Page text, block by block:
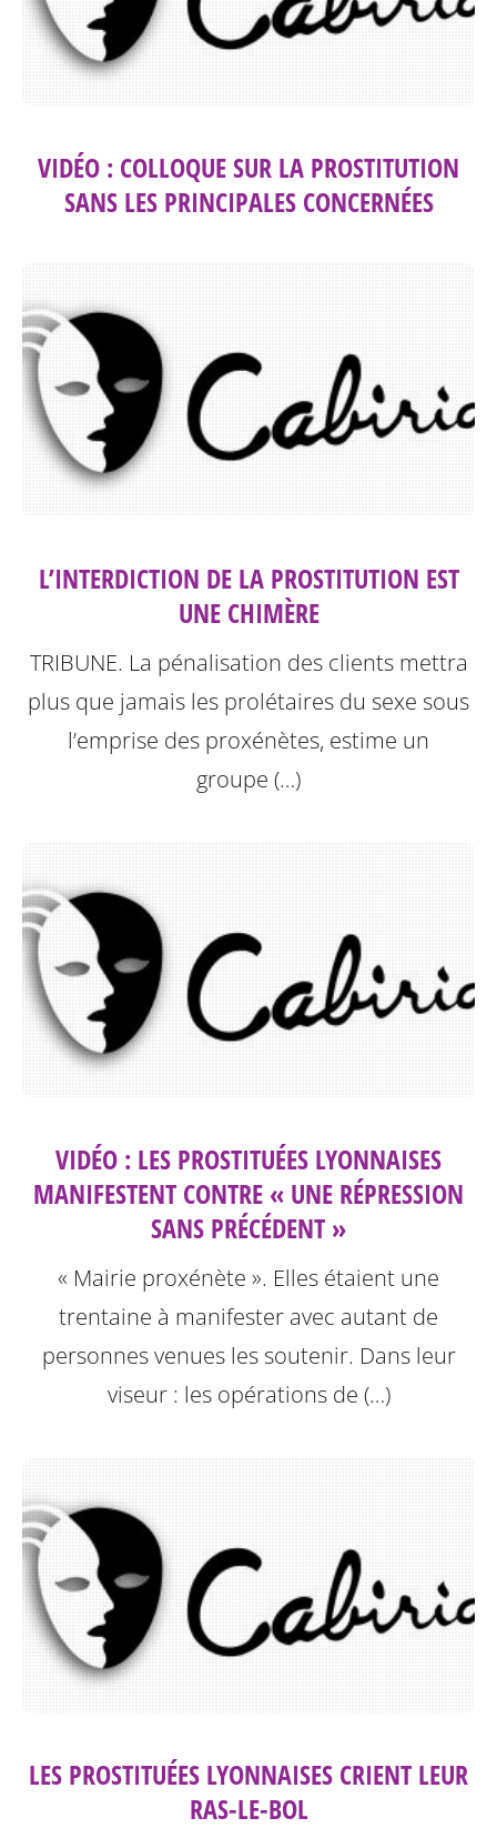
VIDÉO : COLLOQUE SUR LA PROSTITUTION
SANS LES PRINCIPALES CONCERNÉES
L’INTERDICTION DE LA PROSTITUTION EST
UNE CHIMÈRE
TRIBUNE. La pénalisation des clients mettra
plus que jamais les prolétaires du sexe sous
l’emprise des proxénètes, estime un
groupe (…)
VIDÉO : LES PROSTITUÉES LYONNAISES
MANIFESTENT CONTRE « UNE RÉPRESSION
SANS PRÉCÉDENT »
« Mairie proxénète ». Elles étaient une
trentaine à manifester avec autant de
personnes venues les soutenir. Dans leur
viseur : les opérations de (…)
LES PROSTITUÉES LYONNAISES CRIENT LEUR
RAS-LE-BOL